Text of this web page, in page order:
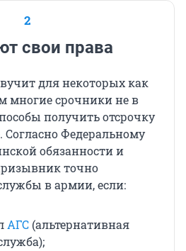
2
свои права
для некоторых как
многие срочники не в
получить отсрочку
Согласно Федеральному
обязанности и
точно
в армии, если:
АГС (альтернативная